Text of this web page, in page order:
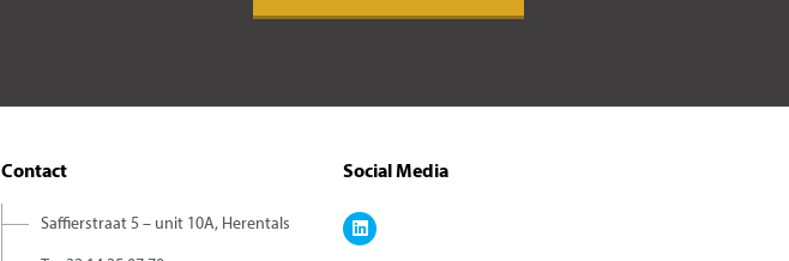
Contact
Saffierstraat 5 – unit 10A, Herentals
Social Media